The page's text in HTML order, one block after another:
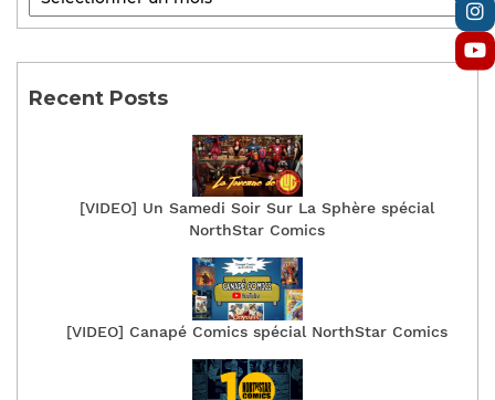
Recent Posts
[VIDEO] Un Samedi Soir Sur La Sphère spécial
NorthStar Comics
[VIDEO] Canapé Comics spécial NorthStar Comics